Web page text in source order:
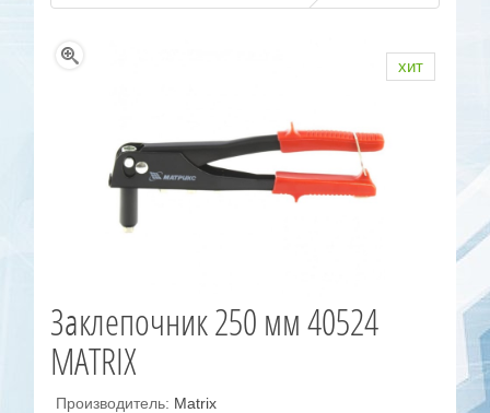
хит
Заклепочник 250 мм 40524
MATRIX
Производитель: Matrix